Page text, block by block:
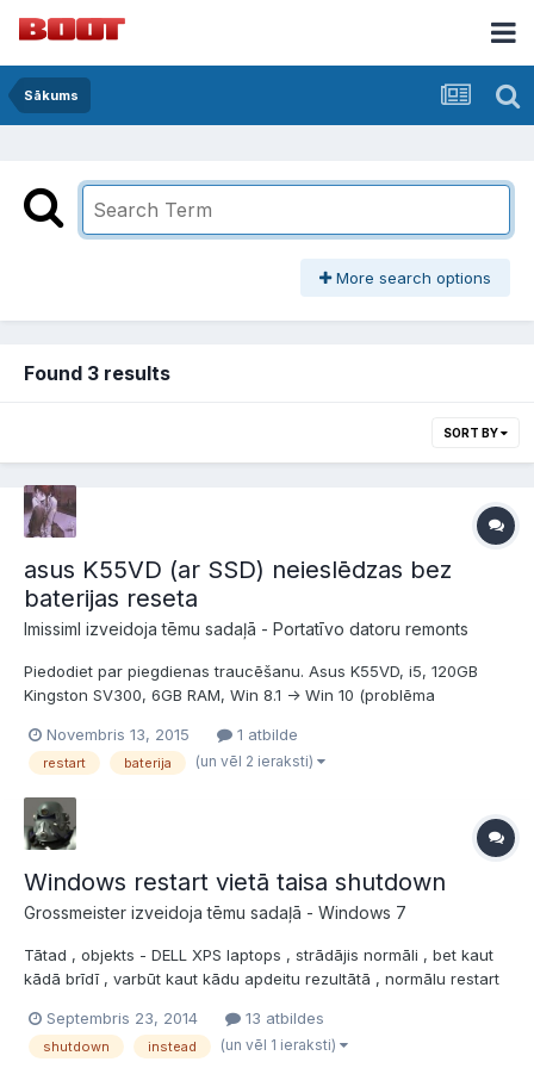
Sākums
More search options
Found 3 results
SORT BY
asus K55VD (ar SSD) neieslēdzas bez
baterijas reseta
ImissimI izveidoja tēmu sadaļā - Portatīvo datoru remonts
Piedodiet par piegdienas traucēšanu. Asus K55VD, i5, 120GB
Kingston SV300, 6GB RAM, Win 8.1 -> Win 10 (problēma
baterijas, bez baterijas, lādē, tur ap 2.5h. Nereāģē uz
ieslēgšanas pogu vienalga vai izslēgts vai hibernizēts. (no...
Novembris 13, 2015 1 atbilde
restart baterija (un vēl 2 ieraksti)
Windows restart vietā taisa shutdown
Grossmeister izveidoja tēmu sadaļā - Windows 7
Tātad , objekts - DELL XPS laptops , strādājis normāli , bet kaut
kādā brīdī , varbūt kaut kādu apdeitu rezultātā , normālu restart
shutdown`ā . Paskatījos nedaudz iekš power plan , bet neko
prātīgu nemanīju . Palasījos netā - problēma...
Septembris 23, 2014 13 atbildes
shutdown instead (un vēl 1 ieraksti)